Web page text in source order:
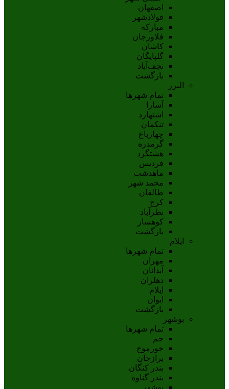
اصفهان
فولادشهر
مبارکه
فلاورجان
کاشان
گلپايگان
نجف‌آباد
بازگشت
البرز
تمام شهر‌ها
آسارا
اشتهارد
تنکمان
چهارباغ
گرمدره
هشتگرد
فردیس
ماهدشت
محمد شهر
طالقان
کرج
نظرآباد
کوهسار
بازگشت
ایلام
تمام شهر‌ها
مهران
آبدانان
دهلران
ايلام
ايوان
بازگشت
بوشهر
تمام شهر‌ها
جم
خورموج
برازجان
بندر کنگان
بندر گناوه
بوشهر